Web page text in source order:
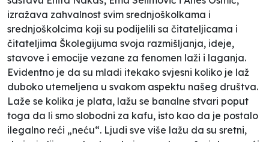
izražava zahvalnost svim srednjoškolkama i
srednjoškolcima koji su podijelili sa čitateljicama i
čitateljima Školegijuma svoja razmišljanja, ideje,
stavove i emocije vezane za fenomen laži i laganja.
Evidentno je da su mladi itekako svjesni koliko je laž
duboko utemeljena u svakom aspektu našeg društva.
Laže se kolika je plata, lažu se banalne stvari poput
toga da li smo slobodni za kafu, isto kao da je postalo
ilegalno reći „neću“. Ljudi sve više lažu da su sretni,